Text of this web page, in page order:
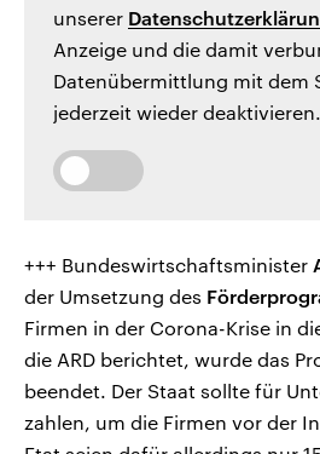
unserer
Anzeige und die damit
Datenübermittlung mit dem
jederzeit wieder deaktivieren.
+++ Bundeswirtschaftsminister
der Umsetzung des
Firmen in der Corona-Krise in
die ARD berichtet, wurde das
beendet. Der Staat sollte für
zahlen, um die Firmen vor der